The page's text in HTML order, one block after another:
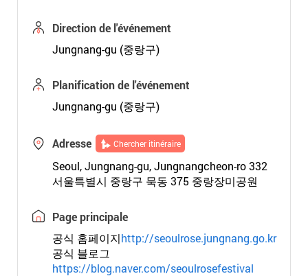
Direction de l'événement
Jungnang-gu (중랑구)
Planification de l'événement
Jungnang-gu (중랑구)
Adresse Chercher itinéraire
Seoul, Jungnang-gu, Jungnangcheon-ro 332
서울특별시 중랑구 묵동 375 중랑장미공원
Page principale
공식 홈페이지http://seoulrose.jungnang.go.kr
공식 블로그
https://blog.naver.com/seoulrosefestival